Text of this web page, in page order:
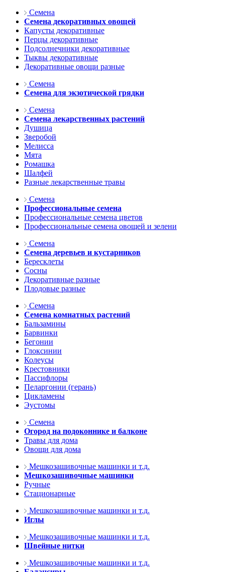
Семена
Семена декоративных овощей
Капусты декоративные
Перцы декоративные
Подсолнечники декоративные
Тыквы декоративные
Декоративные овощи разные
Семена
Семена для экзотической грядки
Семена
Семена лекарственных растений
Душица
Зверобой
Мелисса
Мята
Ромашка
Шалфей
Разные лекарственные травы
Семена
Профессиональные семена
Профессиональные семена цветов
Профессиональные семена овощей и зелени
Семена
Семена деревьев и кустарников
Бересклеты
Сосны
Декоративные разные
Плодовые разные
Семена
Семена комнатных растений
Бальзамины
Барвинки
Бегонии
Глоксинии
Колеусы
Крестовники
Пассифлоры
Пеларгонии (герань)
Цикламены
Эустомы
Семена
Огород на подоконнике и балконе
Травы для дома
Овощи для дома
Мешкозашивочные машинки и т.д.
Мешкозашивочные машинки
Ручные
Стационарные
Мешкозашивочные машинки и т.д.
Иглы
Мешкозашивочные машинки и т.д.
Швейные нитки
Мешкозашивочные машинки и т.д.